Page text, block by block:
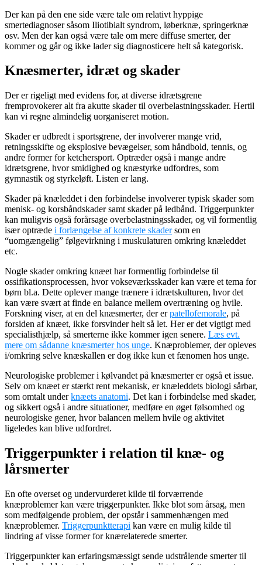
Der kan på den ene side være tale om relativt hyppige
smertediagnoser såsom Iliotibialt syndrom, løberknæ, springerknæ
osv. Men der kan også være tale om mere diffuse smerter, der
kommer og går og ikke lader sig diagnosticere helt så kategorisk.
Knæsmerter, idræt og skader
Der er rigeligt med evidens for, at diverse idrætsgrene
fremprovokerer alt fra akutte skader til overbelastningsskader. Hertil
kan vi regne almindelig uorganiseret motion.
Skader er udbredt i sportsgrene, der involverer mange vrid,
retningsskifte og eksplosive bevægelser, som håndbold, tennis, og
andre former for ketchersport. Optræder også i mange andre
idrætsgrene, hvor smidighed og knæstyrke udfordres, som
gymnastik og styrkeløft. Listen er lang.
Skader på knæleddet i den forbindelse involverer typisk skader som
menisk- og korsbåndskader samt skader på ledbånd. Triggerpunkter
kan muligvis også forårsage overbelastningsskader, og vil formentlig
især optræde i forlængelse af konkrete skadersom en
“uomgængelig” følgevirkning i muskulaturen omkring knæleddet
etc.
Nogle skader omkring knæet har formentlig forbindelse til
ossifikationsprocessen, hvor vokseværksskader kan være et tema for
børn bl.a. Dette oplever mange trænere i idrætskulturen, hvor det
kan være svært at finde en balance mellem overtræning og hvile.
Forskning viser, at en del knæsmerter, der erpatellofemorale, på
forsiden af knæet, ikke forsvinder helt så let. Her er det vigtigt med
specialisthjælp, så smerterne ikke kommer igen senere. Læs evt.
mere om sådanne knæsmerter hos unge. Knæproblemer, der opleves
i/omkring selve knæskallen er dog ikke kun et fænomen hos unge.
Neurologiske problemer i kølvandet på knæsmerter er også et issue.
Selv om knæet er stærkt rent mekanisk, er knæleddets biologi sårbar,
som omtalt underknæets anatomi. Det kan i forbindelse med skader,
og sikkert også i andre situationer, medføre en øget følsomhed og
neurologiske gener, hvor balancen mellem hvile og aktivitet
ligeledes kan blive udfordret.
Triggerpunkter i relation til knæ- og
lårsmerter
En ofte overset og undervurderet kilde til forværrende
knæproblemer kan være triggerpunkter. Ikke blot som årsag, men
som medfølgende problem, der opstår i sammenhængen med
knæproblemer. Triggerpunktterapi kan være en mulig kilde til
lindring af visse former for knærelaterede smerter.
Triggerpunkter kan erfaringsmæssigt sende udstrålende smerter til